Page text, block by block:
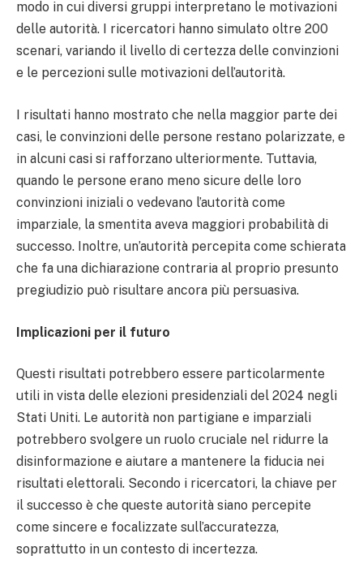
modo in cui diversi gruppi interpretano le motivazioni
delle autorità. I ricercatori hanno simulato oltre 200
scenari, variando il livello di certezza delle convinzioni
e le percezioni sulle motivazioni dell’autorità.
I risultati hanno mostrato che nella maggior parte dei
casi, le convinzioni delle persone restano polarizzate, e
in alcuni casi si rafforzano ulteriormente. Tuttavia,
quando le persone erano meno sicure delle loro
convinzioni iniziali o vedevano l’autorità come
imparziale, la smentita aveva maggiori probabilità di
successo. Inoltre, un’autorità percepita come schierata
che fa una dichiarazione contraria al proprio presunto
pregiudizio può risultare ancora più persuasiva.
Implicazioni per il futuro
Questi risultati potrebbero essere particolarmente
utili in vista delle elezioni presidenziali del 2024 negli
Stati Uniti. Le autorità non partigiane e imparziali
potrebbero svolgere un ruolo cruciale nel ridurre la
disinformazione e aiutare a mantenere la fiducia nei
risultati elettorali. Secondo i ricercatori, la chiave per
il successo è che queste autorità siano percepite
come sincere e focalizzate sull’accuratezza,
soprattutto in un contesto di incertezza.